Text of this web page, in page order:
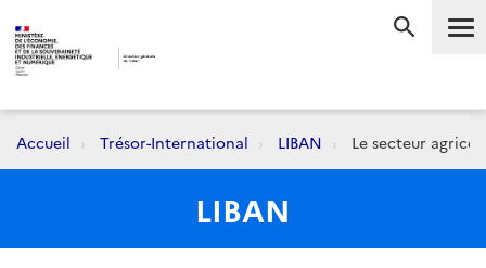
Accueil Trésor-International LIBAN Le secteur
LIBAN